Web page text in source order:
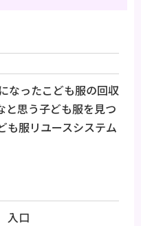
なったこども服の回収
と思う子ども服を見つ
も服リユースシステム
入口